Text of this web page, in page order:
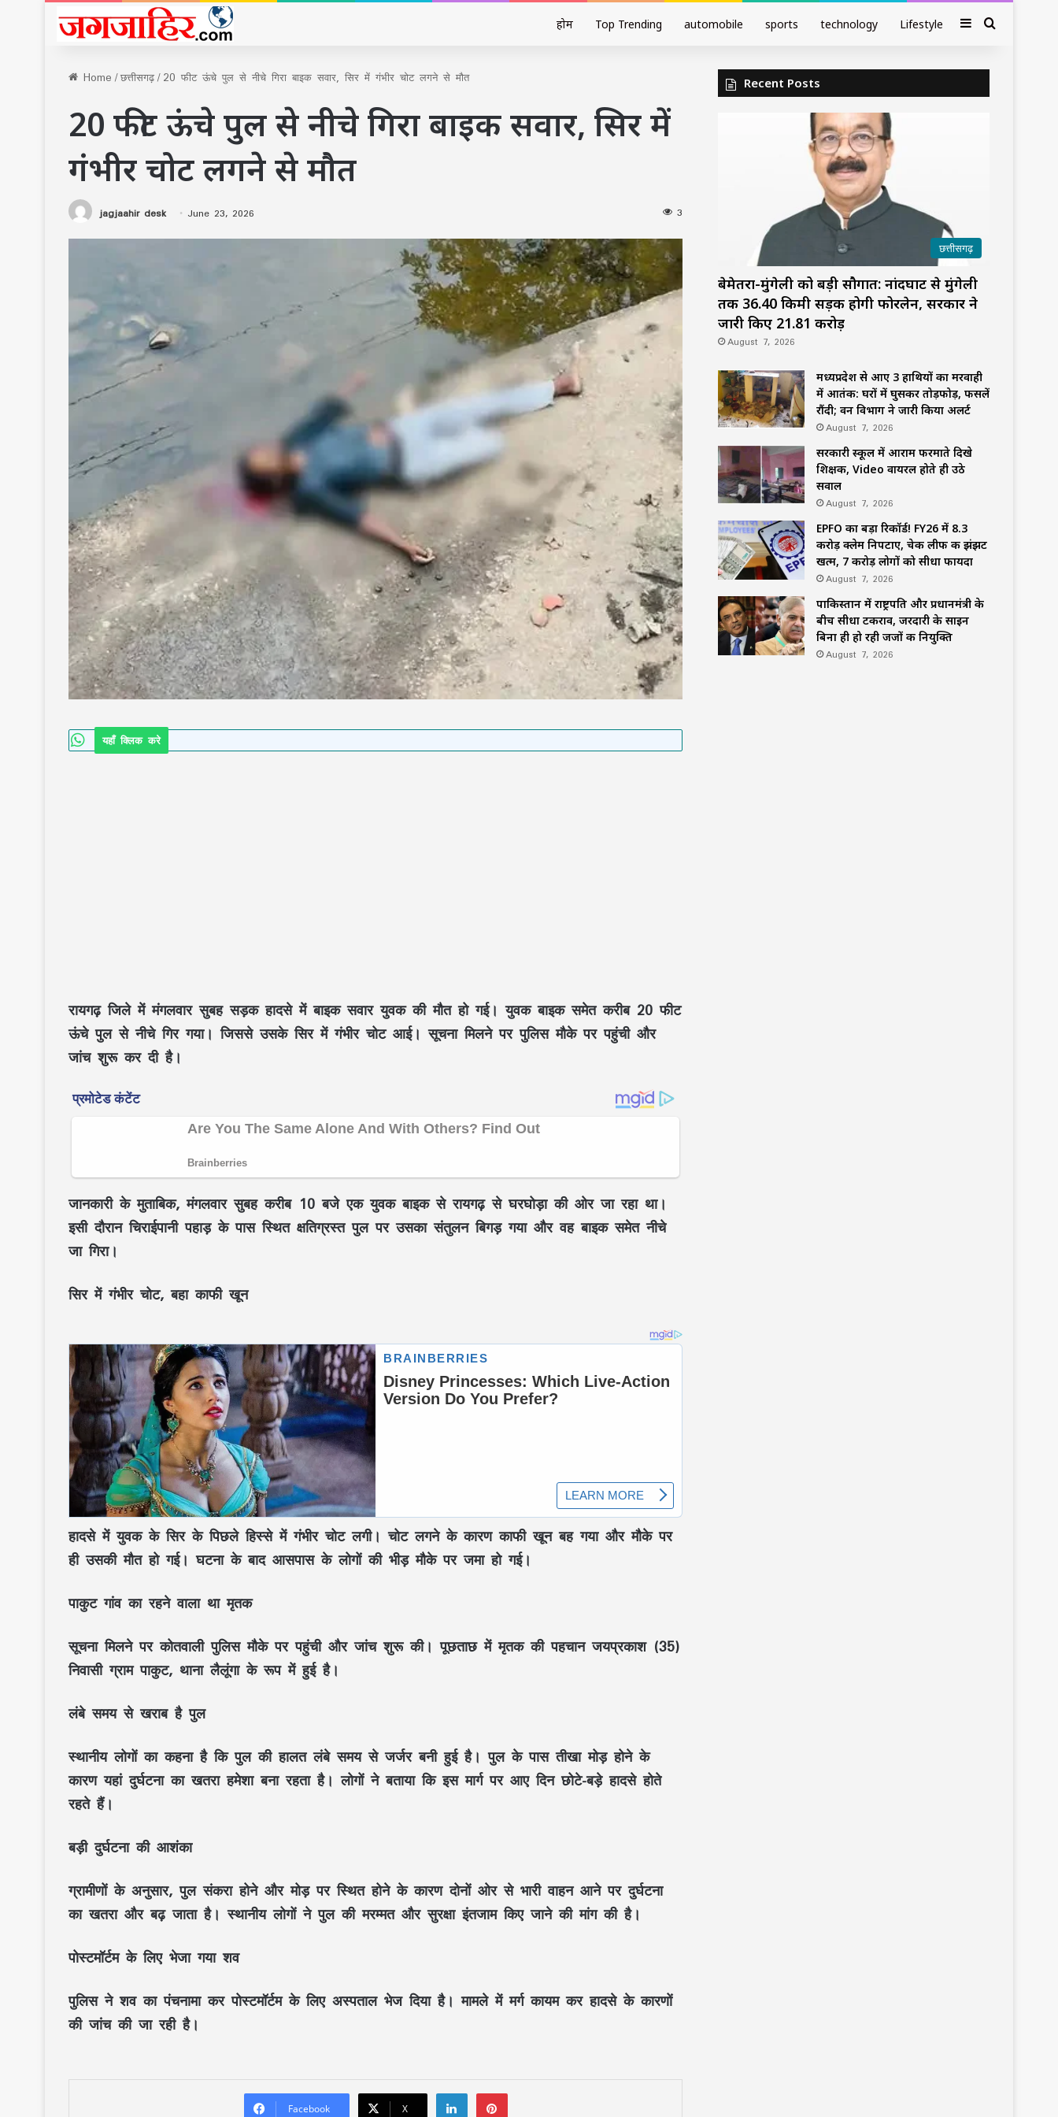
होम Top Trending automobile sports technology Lifestyle SidebarSearch
Home/छत्तीसगढ़/20 फीट ऊंचे पुल से नीचे गिरा बाइक सवार, सिर में गंभीर चोट लगने से मौत
20 फीट ऊंचे पुल से नीचे गिरा बाइक सवार, सिर में
गंभीर चोट लगने से मौत
jagjaahir desk June 23, 2026 3
यहाँ क्लिक करे
रायगढ़ जिले में मंगलवार सुबह सड़क हादसे में बाइक सवार युवक की मौत हो गई। युवक बाइक समेत करीब 20 फीट
ऊंचे पुल से नीचे गिर गया। जिससे उसके सिर में गंभीर चोट आई। सूचना मिलने पर पुलिस मौके पर पहुंची और
जांच शुरू कर दी है।
जानकारी के मुताबिक, मंगलवार सुबह करीब 10 बजे एक युवक बाइक से रायगढ़ से घरघोड़ा की ओर जा रहा था।
इसी दौरान चिराईपानी पहाड़ के पास स्थित क्षतिग्रस्त पुल पर उसका संतुलन बिगड़ गया और वह बाइक समेत नीचे
जा गिरा।
सिर में गंभीर चोट, बहा काफी खून
हादसे में युवक के सिर के पिछले हिस्से में गंभीर चोट लगी। चोट लगने के कारण काफी खून बह गया और मौके पर
ही उसकी मौत हो गई। घटना के बाद आसपास के लोगों की भीड़ मौके पर जमा हो गई।
पाकुट गांव का रहने वाला था मृतक
सूचना मिलने पर कोतवाली पुलिस मौके पर पहुंची और जांच शुरू की। पूछताछ में मृतक की पहचान जयप्रकाश (35)
निवासी ग्राम पाकुट, थाना लैलूंगा के रूप में हुई है।
लंबे समय से खराब है पुल
स्थानीय लोगों का कहना है कि पुल की हालत लंबे समय से जर्जर बनी हुई है। पुल के पास तीखा मोड़ होने के
कारण यहां दुर्घटना का खतरा हमेशा बना रहता है। लोगों ने बताया कि इस मार्ग पर आए दिन छोटे-बड़े हादसे होते
रहते हैं।
बड़ी दुर्घटना की आशंका
ग्रामीणों के अनुसार, पुल संकरा होने और मोड़ पर स्थित होने के कारण दोनों ओर से भारी वाहन आने पर दुर्घटना
का खतरा और बढ़ जाता है। स्थानीय लोगों ने पुल की मरम्मत और सुरक्षा इंतजाम किए जाने की मांग की है।
पोस्टमॉर्टम के लिए भेजा गया शव
पुलिस ने शव का पंचनामा कर पोस्टमॉर्टम के लिए अस्पताल भेज दिया है। मामले में मर्ग कायम कर हादसे के कारणों
की जांच की जा रही है।
Facebook X
LinkedInPinterest
मध्यप्रदेश से आए 3 हाथियों का मरवाही में आतंक:
सरकारी स्कूल में आराम फरमाते दिखे शिक्षक,
Video वायरल होते ही उठे सवाल
क्लेम निपटाए, चेक लीफ की झंझट खत्म, 7
करोड़ लोगों को सीधा फायदा
Recent Posts
छत्तीसगढ़
बेमेतरा-मुंगेली को बड़ी सौगात: नांदघाट से मुंगेली
तक 36.40 किमी सड़क होगी फोरलेन, सरकार ने
जारी किए 21.81 करोड़
August 7, 2026
मध्यप्रदेश से आए 3 हाथियों का मरवाही
में आतंक: घरों में घुसकर तोड़फोड़, फसलें
रौंदी; वन विभाग ने जारी किया अलर्ट
August 7, 2026
सरकारी स्कूल में आराम फरमाते दिखे
शिक्षक, Video वायरल होते ही उठे
सवाल
August 7, 2026
EPFO का बड़ा रिकॉर्ड! FY26 में 8.3
करोड़ क्लेम निपटाए, चेक लीफ की झंझट
खत्म, 7 करोड़ लोगों को सीधा फायदा
August 7, 2026
पाकिस्तान में राष्ट्रपति और प्रधानमंत्री के
बीच सीधा टकराव, जरदारी के साइन
बिना ही हो रही जजों की नियुक्ति
August 7, 2026